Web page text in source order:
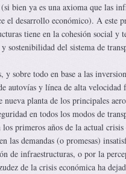
bien ya es una axioma que las
el desarrollo económico). A este
tiene en la cohesión social
sostenibilidad del sistema de
y sobre todo en base a las
autovías y línea de alta
nueva planta de los principales
en todos los modos de
primeros años de la actual
las demandas (o promesas)
de infraestructuras, o por la
de la crisis económica ha